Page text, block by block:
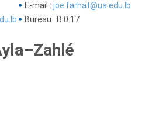
E-mail : joe.farhat@ua.edu.lb
Bureau : B.0.17